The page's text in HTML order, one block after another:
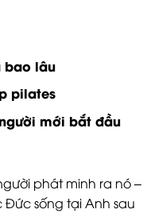
bao lâu
pilates
mới bắt đầu
phát minh ra nó –
Đức sống tại Anh sau